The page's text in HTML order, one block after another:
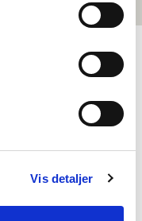
Vis detaljer